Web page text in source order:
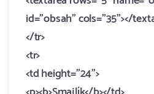
id="obsah" cols="35"></
</tr>
<tr>
<td height="24">